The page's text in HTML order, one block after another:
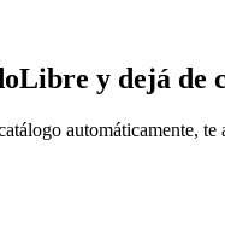
y dejá de
automáticamente,